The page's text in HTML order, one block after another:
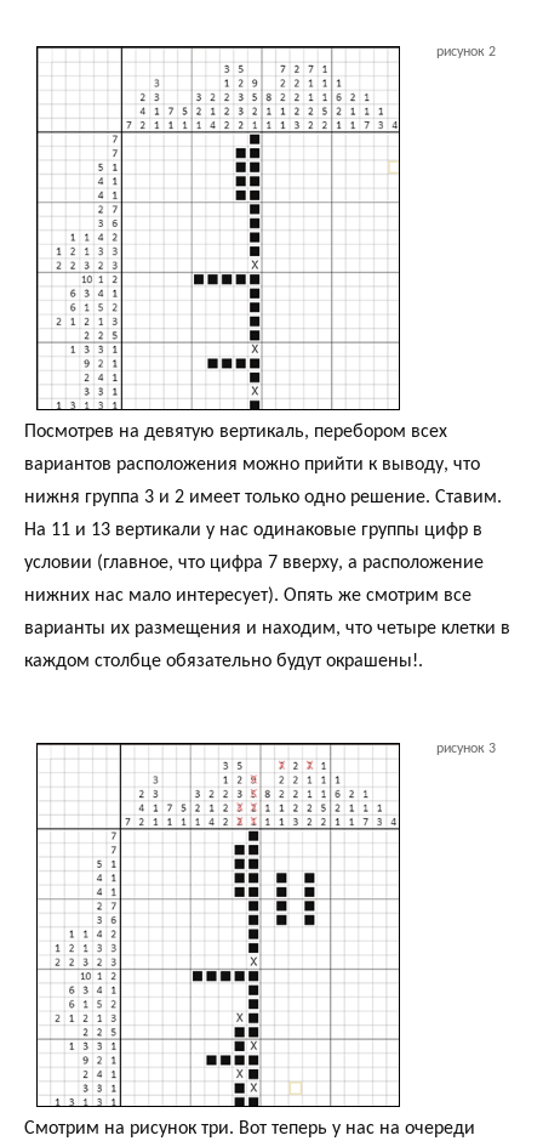
рисунок 2
Посмотрев на девятую вертикаль, перебором всех
вариантов расположения можно прийти к выводу, что
нижня группа 3 и 2 имеет только одно решение. Ставим.
На 11 и 13 вертикали у нас одинаковые группы цифр в
условии (главное, что цифра 7 вверху, а расположение
нижних нас мало интересует). Опять же смотрим все
варианты их размещения и находим, что четыре клетки в
каждом столбце обязательно будут окрашены!.
рисунок 3
Смотрим на рисунок три. Вот теперь у нас на очереди